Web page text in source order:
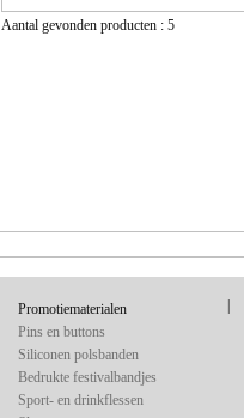
Aantal gevonden producten : 5
Promotiematerialen
Pins en buttons
Siliconen polsbanden
Bedrukte festivalbandjes
Sport- en drinkflessen